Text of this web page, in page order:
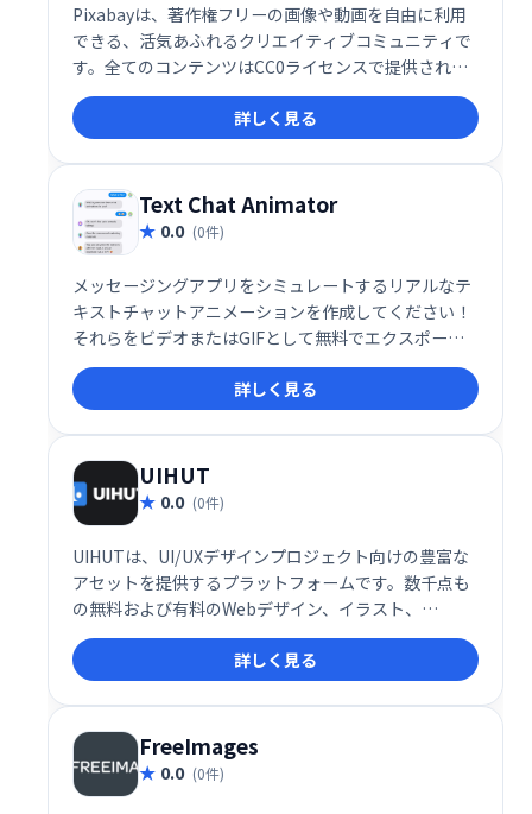
Pixabayは、著作権フリーの画像や動画を自由に利用
できる、活気あふれるクリエイティブコミュニティで
す。全てのコンテンツはCC0ライセンスで提供され、
商業利用もクレジット不要で可能です。写真、動画素
材を探しているクリエイター必見のサービスです。
詳しく見る
Text Chat Animator
0.0 (0件)
メッセージングアプリをシミュレートするリアルなテ
キストチャットアニメーションを作成してください！
それらをビデオまたはGIFとして無料でエクスポート
して、ストーリー、コマーシャル、ミームを作成しま
す。
詳しく見る
UIHUT
0.0 (0件)
UIHUTは、UI/UXデザインプロジェクト向けの豊富な
アセットを提供するプラットフォームです。数千点も
の無料および有料のWebデザイン、イラスト、
Bootstrapテンプレート、Flutterアプリ、アイコン、
3Dイラスト、グラフィック素材をダウンロードできま
す。デザイン制作を効率化し、クオリティを高めるた
めの頼れるツールです。
詳しく見る
FreeImages
0.0 (0件)